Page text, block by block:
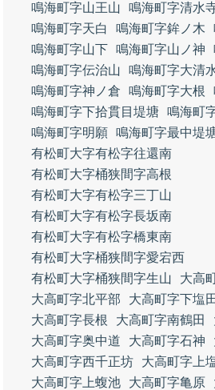
鳴海町字山王山
鳴海町字清水
鳴海町字天白
鳴海町字鉾ノ木
鳴海町字山下 鳴海町字山ノ神
鳴海町字伝治山
鳴海町字大清
鳴海町字神ノ倉
鳴海町字大根
鳴海町字下拾貫目堤塘 鳴海町
鳴海町字明願 鳴海町字最中堤
有松町大字有松字往還南
有松町大字桶狭間字高根
有松町大字有松字三丁山
有松町大字有松字長坂南
有松町大字有松字橋東南
有松町大字桶狭間字愛宕西
有松町大字桶狭間字生山
大高
大高町字北平部
大高町字下塩田
大高町字長根
大高町字南鶴田
大高町字奥中道
大高町字石神
大高町字西千正坊
大高町字上
大高町字上蝮池
大高町字亀原